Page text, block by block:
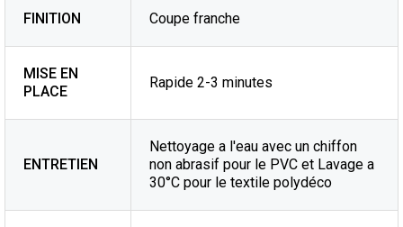
FINITION Coupe franche
MISE EN
PLACE
Rapide 2-3 minutes
ENTRETIEN
Nettoyage a l'eau avec un chiffon
non abrasif pour le PVC et Lavage a
30°C pour le textile polydéco